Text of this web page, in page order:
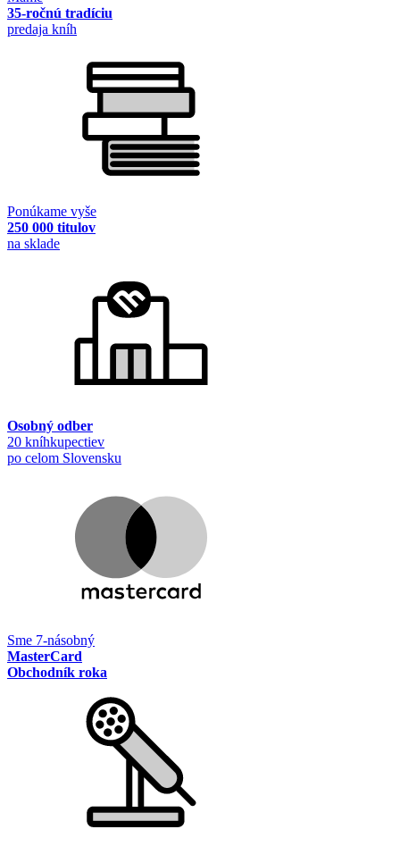
35-ročnú tradíciu
predaja kníh
Ponúkame vyše
250 000 titulov
na sklade
Osobný odber
20 kníhkupectiev
po celom Slovensku
Sme 7-násobný
MasterCard
Obchodník roka